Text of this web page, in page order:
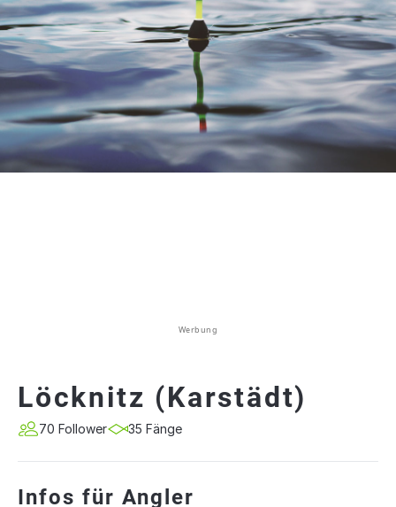
Werbung
Löcknitz (Karstädt)
70 Follower 35 Fänge
Infos für Angler